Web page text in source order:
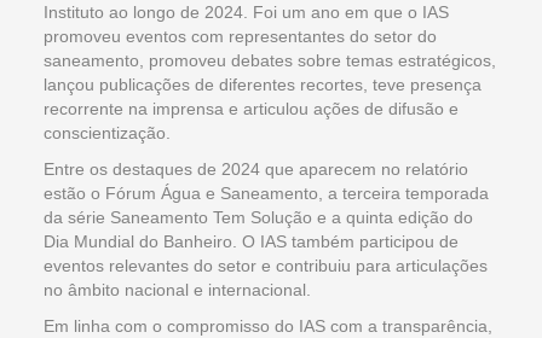
Instituto ao longo de 2024. Foi um ano em que o IAS
promoveu eventos com representantes do setor do
saneamento, promoveu debates sobre temas estratégicos,
lançou publicações de diferentes recortes, teve presença
recorrente na imprensa e articulou ações de difusão e
conscientização.
Entre os destaques de 2024 que aparecem no relatório
estão o Fórum Água e Saneamento, a terceira temporada
da série Saneamento Tem Solução e a quinta edição do
Dia Mundial do Banheiro. O IAS também participou de
eventos relevantes do setor e contribuiu para articulações
no âmbito nacional e internacional.
Em linha com o compromisso do IAS com a transparência,